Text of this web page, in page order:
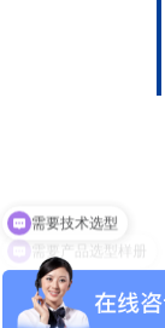
需要产品选型样册